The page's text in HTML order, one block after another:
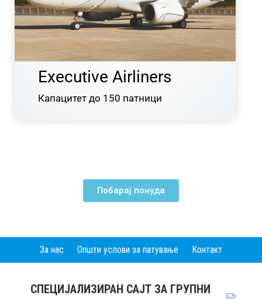
Executive Airliners
Капацитет до 150 патници
Побарај понуда
За нас Општи услови за патување Контакт
СПЕЦИЈАЛИЗИРАН САЈТ ЗА ГРУПНИ